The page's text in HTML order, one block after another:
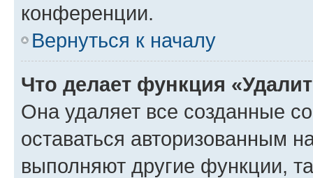
конференции.
Вернуться к началу
Что делает функция
Она удаляет все созданные
оставаться авторизованным
выполняют другие функции,